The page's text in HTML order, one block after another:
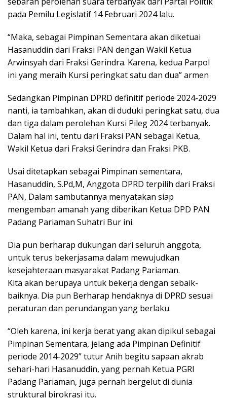
pada Pemilu Legislatif 14 Februari 2024 lalu.
“Maka, sebagai Pimpinan Sementara akan diketuai
Hasanuddin dari Fraksi PAN dengan Wakil Ketua
Arwinsyah dari Fraksi Gerindra. Karena, kedua Parpol
ini yang meraih Kursi peringkat satu dan dua” armen
Sedangkan Pimpinan DPRD definitif periode 2024-2029
nanti, ia tambahkan, akan di duduki peringkat satu, dua
dan tiga dalam perolehan Kursi Pileg 2024 terbanyak.
Dalam hal ini, tentu dari Fraksi PAN sebagai Ketua,
Wakil Ketua dari Fraksi Gerindra dan Fraksi PKB.
Usai ditetapkan sebagai Pimpinan sementara,
Hasanuddin, S.Pd,M, Anggota DPRD terpilih dari Fraksi
PAN, Dalam sambutannya menyatakan siap
mengemban amanah yang diberikan Ketua DPD PAN
Padang Pariaman Suhatri Bur ini.
Dia pun berharap dukungan dari seluruh anggota,
untuk terus bekerjasama dalam mewujudkan
kesejahteraan masyarakat Padang Pariaman.
Kita akan berupaya untuk bekerja dengan sebaik-
baiknya. Dia pun Berharap hendaknya di DPRD sesuai
peraturan dan perundangan yang berlaku.
“Oleh karena, ini kerja berat yang akan dipikul sebagai
Pimpinan Sementara, jelang ada Pimpinan Definitif
periode 2014-2029” tutur Anih begitu sapaan akrab
sehari-hari Hasanuddin, yang pernah Ketua PGRI
Padang Pariaman, juga pernah bergelut di dunia
struktural birokrasi itu.